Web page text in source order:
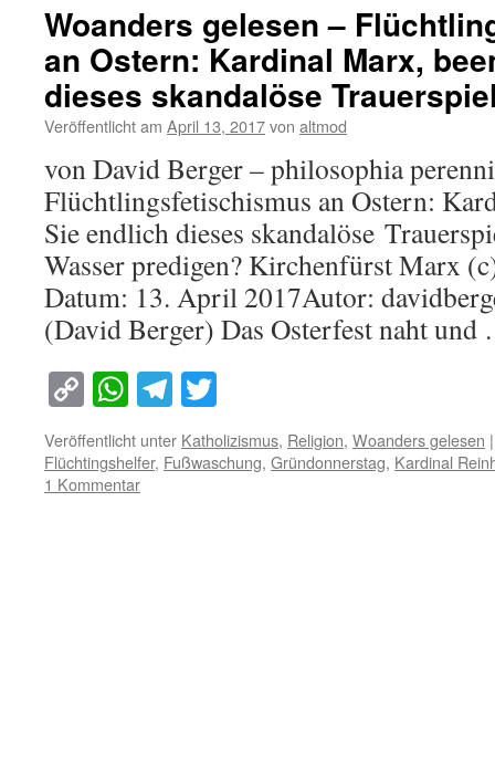
Woanders gelesen –
an Ostern: Kardinal Marx,
dieses skandalöse
Veröffentlicht am April 13, 2017von altmod
von David Berger – philosophia
Flüchtlingsfetischismus an Ostern:
Sie endlich dieses skandalöse
Wasser predigen? Kirchenfürst Marx
Datum: 13. April 2017Autor:
(David Berger) Das Osterfest naht
Copy
Link
WhatsApp
Telegram
Veröffentlicht unter Katholizismus, Religion, Woanders gelesen |
Flüchtingshelfer, Fußwaschung, Gründonnerstag, Kardinal
1 Kommentar